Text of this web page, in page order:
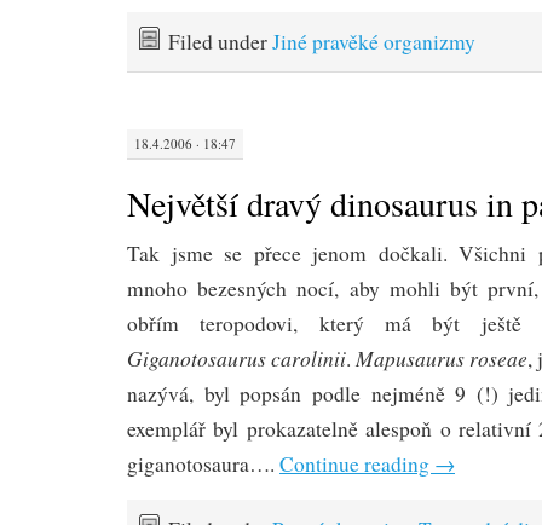
Filed underJiné pravěké organizmy
18.4.2006 · 18:47
Největší dravý dinosaurus in
Tak jsme se přece jenom dočkali. Všichni
mnoho bezesných nocí, aby mohli být
obřím teropodovi, který má být ještě
Giganotosaurus carolinii.Mapusaurus roseae,
nazývá, byl popsán podle nejméně 9 (!)
exemplář byl prokazatelně alespoň o
giganotosaura…. Continue reading →